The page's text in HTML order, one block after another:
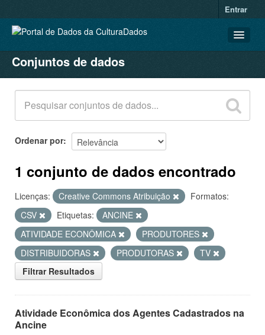
Entrar
CONJUNTOS DE DADOS
ORGANIZAÇÕES
GRUPOS
SOBRE
Conjuntos de dados
Ordenar por
1 conjunto de dados encontrado
Licenças: Creative Commons Atribuição
Formatos:
CSV
Etiquetas:
ANCINE
ATIVIDADE ECONÔMICA
PRODUTORES
DISTRIBUIDORAS
PRODUTORAS
TV
Filtrar Resultados
Atividade Econômica dos Agentes Cadastrados na
Ancine